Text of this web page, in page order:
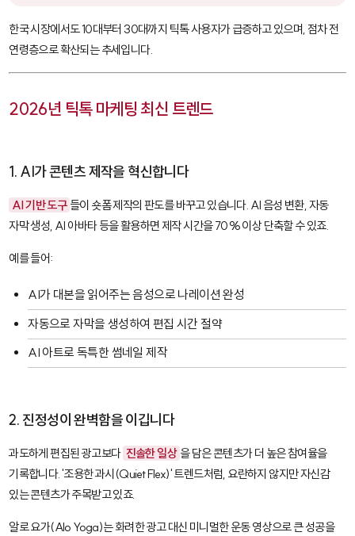
한국 시장에서도 10대부터 30대까지 틱톡 사용자가 급증하고 있으며, 점차 전
연령층으로 확산되는 추세입니다.
2026년 틱톡 마케팅 최신 트렌드
1. AI가 콘텐츠 제작을 혁신합니다
AI 기반 도구 들이 숏폼 제작의 판도를 바꾸고 있습니다. AI 음성 변환,자동
자막 생성, AI 아바타등을 활용하면 제작 시간을 70% 이상 단축할 수 있죠.
예를 들어:
AI가 대본을 읽어주는 음성으로 나레이션 완성
자동으로 자막을 생성하여 편집 시간 절약
AI 아트로 독특한 썸네일 제작
2. 진정성이 완벽함을 이깁니다
과도하게 편집된 광고보다 진솔한 일상 을 담은 콘텐츠가 더 높은 참여율을
기록합니다. '조용한 과시(Quiet Flex)' 트렌드처럼, 요란하지 않지만 자신감
있는 콘텐츠가 주목받고 있죠.
알로 요가(Alo Yoga)는 화려한 광고 대신 미니멀한 운동 영상으로 큰 성공을